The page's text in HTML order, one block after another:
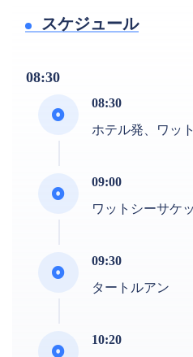
スケジュール
08:30
08:30
ホテル発、ワッ
09:00
ワットシーサケ
09:30
タートルアン
10:20